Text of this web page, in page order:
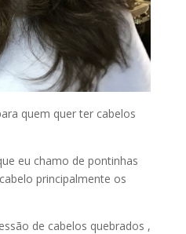
quem quer ter cabelos
eu chamo de pontinhas
principalmente os
de cabelos quebrados ,